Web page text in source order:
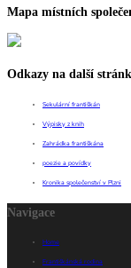
Mapa místních
Odkazy na další
Sekulární františkán
Výpisky z knih
Zahrádka františkána
poezie a povídky
Kronika společenství v Plzni
Navigace
Home
Františkánská rodina